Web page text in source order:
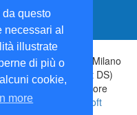
da questo
al
illustrate
di più o
cookie,
more
Palmanova 8 20132 Milano
2925 (DataSport DS)
| Direttore
| Developed By:
P-Soft